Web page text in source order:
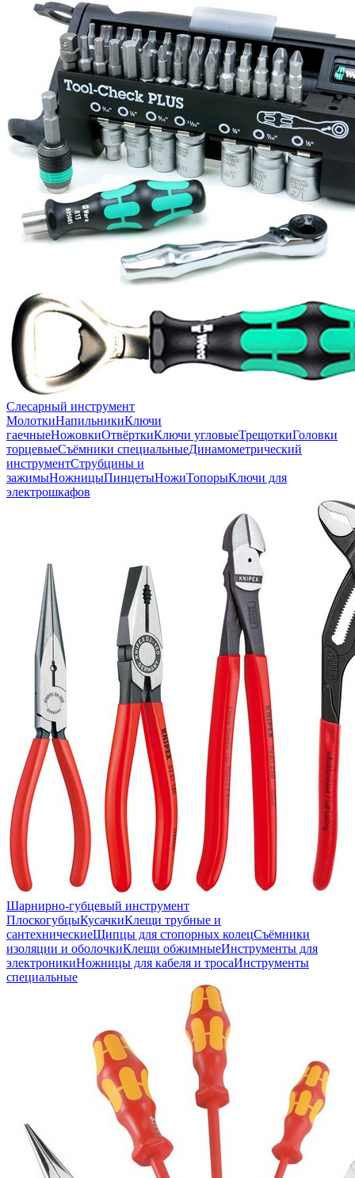
Слесарный инструмент
МолоткиНапильникиКлючи
гаечныеНожовкиОтвёрткиКлючи угловыеТрещоткиГоловки
торцевыеСъёмники специальныеДинамометрический
инструментСтрубцины и
зажимыНожницыПинцетыНожиТопорыКлючи для
электрошкафов
Шарнирно-губцевый инструмент
ПлоскогубцыКусачкиКлещи трубные и
сантехническиеЩипцы для стопорных колецСъёмники
изоляции и оболочкиКлещи обжимныеИнструменты для
электроникиНожницы для кабеля и тросаИнструменты
специальные